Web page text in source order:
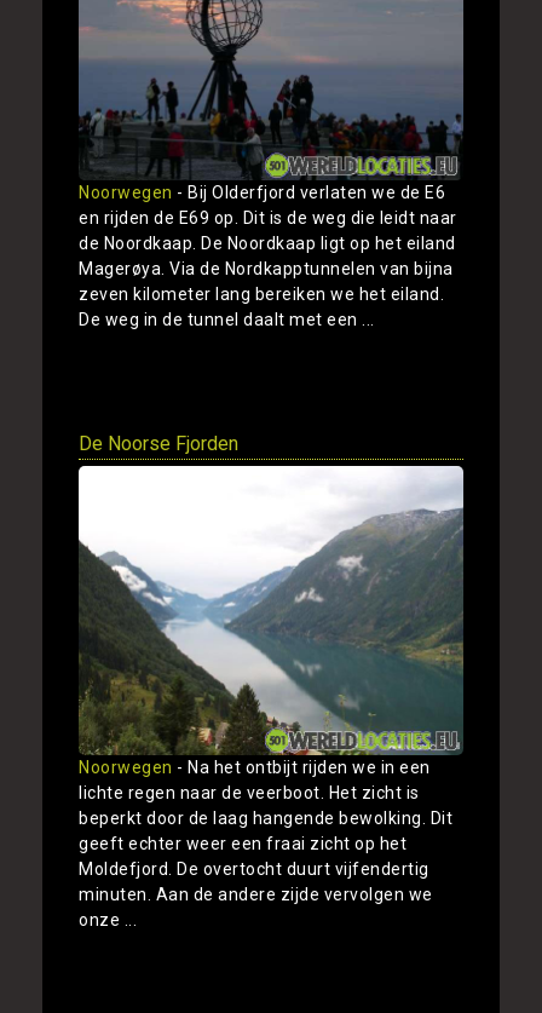
Noorwegen - Bij Olderfjord verlaten we de E6
en rijden de E69 op. Dit is de weg die leidt naar
de Noordkaap. De Noordkaap ligt op het eiland
Magerøya. Via de Nordkapptunnelen van bijna
zeven kilometer lang bereiken we het eiland.
De weg in de tunnel daalt met een ...
De Noorse Fjorden
Noorwegen - Na het ontbijt rijden we in een
lichte regen naar de veerboot. Het zicht is
beperkt door de laag hangende bewolking. Dit
geeft echter weer een fraai zicht op het
Moldefjord. De overtocht duurt vijfendertig
minuten. Aan de andere zijde vervolgen we
onze ...